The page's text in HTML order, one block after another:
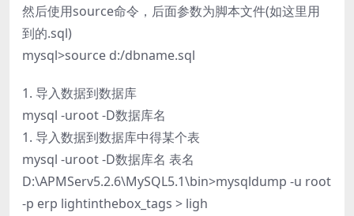
然后使用source命令，后面参数为脚本文件(如这里用
到的.sql)
mysql>source d:/dbname.sql
1. 导入数据到数据库
mysql -uroot -D数据库名
1. 导入数据到数据库中得某个表
mysql -uroot -D数据库名 表名
D:\APMServ5.2.6\MySQL5.1\bin>mysqldump -u root
-p erp lightinthebox_tags > ligh